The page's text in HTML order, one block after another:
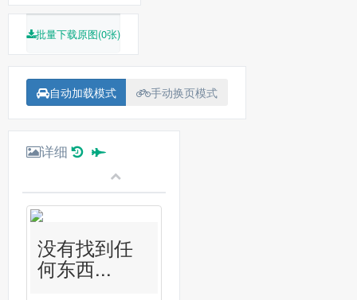
批量下载原图(0张)
自动加载模式 手动换页模式
详细
没有找到任
何东西...